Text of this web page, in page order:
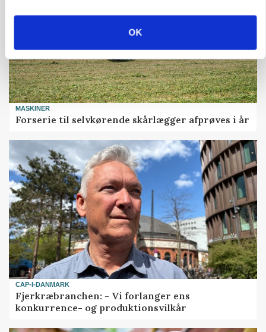
OK
MASKINER
Forserie til selvkørende skårlægger afprøves i år
CAP-I-DANMARK
Fjerkræbranchen: - Vi forlanger ens
konkurrence- og produktionsvilkår